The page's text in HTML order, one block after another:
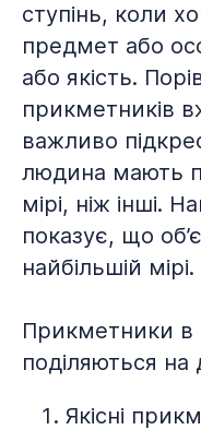
ступінь, коли
предмет або
або якість.
прикметників
важливо
людина мають
мірі, ніж інші.
показує, що
найбільшій мірі.
Прикметники в
поділяються на
Якісні